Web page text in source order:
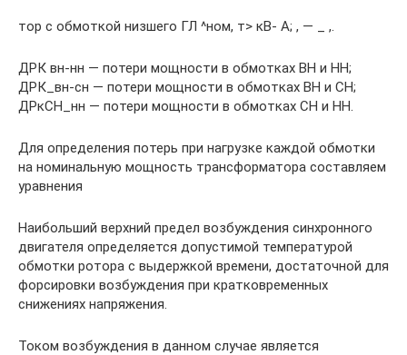
тор с обмоткой низшего ГЛ ^ном, т> кВ- А; , — _ ,.
ДРК вн-нн — потери мощности в обмотках ВН и НН;
ДРК_вн-сн — потери мощности в обмотках ВН и СН;
ДРкСН_нн — потери мощности в обмотках СН и НН.
Для определения потерь при нагрузке каждой обмотки
на номинальную мощность трансформатора составляем
уравнения
Наибольший верхний предел возбуждения синхронного
двигателя определяется допустимой температурой
обмотки ротора с выдержкой времени, достаточной для
форсировки возбуждения при кратковременных
снижениях напряжения.
Током возбуждения в данном случае является